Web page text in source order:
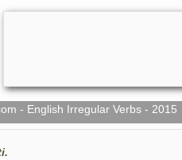
- English Irregular Verbs -